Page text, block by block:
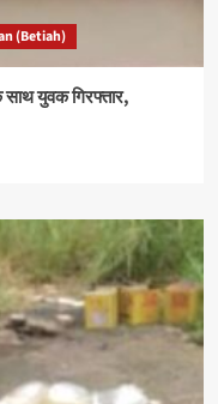
(Betiah)
युवक गिरफ्तार,